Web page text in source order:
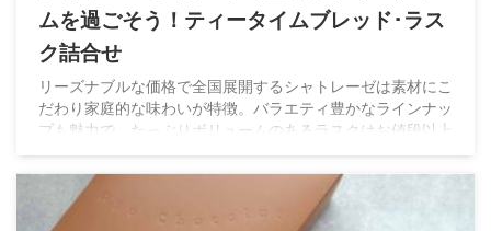
ムを過ごそう！ティータイムブレッド･ラス
ク詰合せ
リーズナブルな価格で全国展開するシャトレーゼは素材にこ
だわり家庭的な味わいが特徴。バラエティ豊かなラインナッ
プも魅力で、たっぷりボリュームのあるラスクはお値段以上